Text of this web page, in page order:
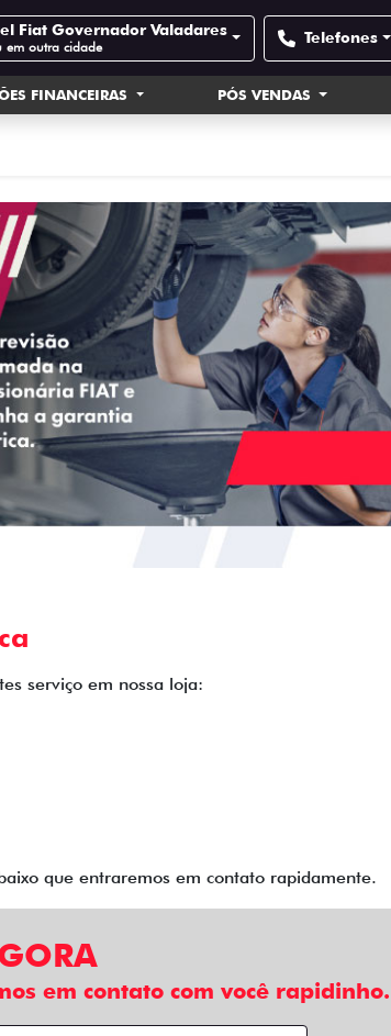
Fiat Governador Valadares
em outra cidade Telefones
FINANCEIRAS PÓS VENDAS
serviço em nossa loja:
que entraremos em contato rapidamente.
em contato com você rapidinho.